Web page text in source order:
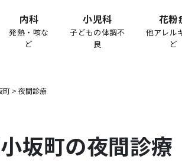
内科
発熱・咳な
ど
小児科
子どもの体調不
良
花粉
他アレル
ど
町 > 夜間診療
坂町の夜間診療